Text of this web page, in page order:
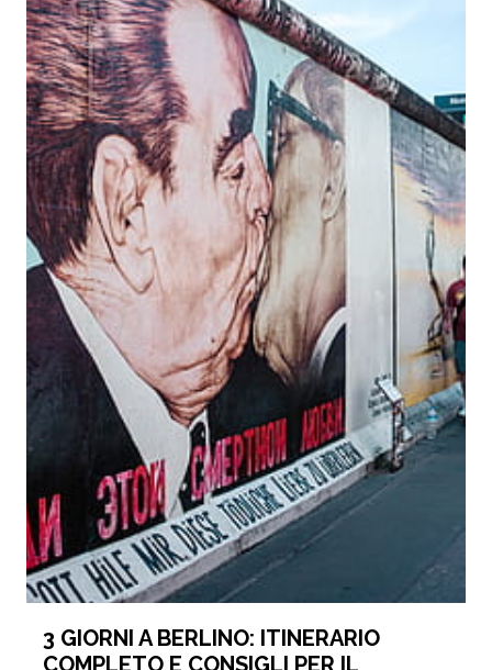
3 GIORNI A BERLINO: ITINERARIO